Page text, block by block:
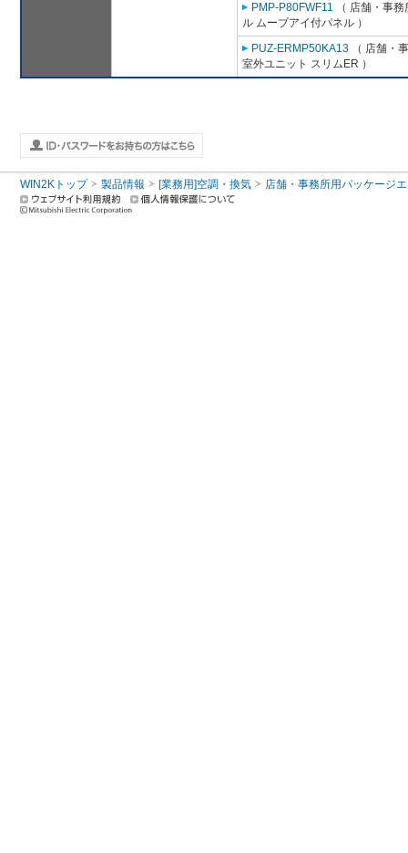
PMP-P80FWF11 （ 店舗・事
ル ムーブアイ付パネル ）
PUZ-ERMP50KA13 （ 店舗・
室外ユニット スリムER ）
WIN2Kトップ 製品情報 [業務用]空調・換気 店舗・事務所用パッケージ